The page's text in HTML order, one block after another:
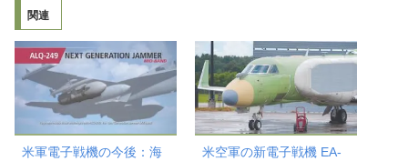
関連
米軍電子戦機の今後：海
米空軍の新電子戦機 EA-